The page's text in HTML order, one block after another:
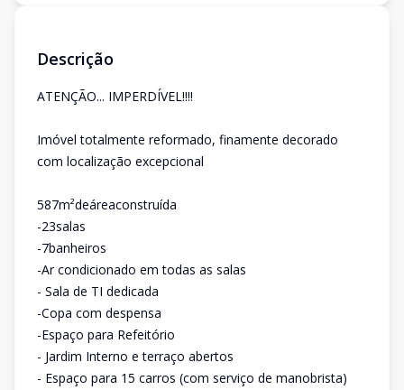
Descrição
ATENÇÃO... IMPERDÍVEL!!!!
Imóvel totalmente reformado, finamente decorado
com localização excepcional
587m²deáreaconstruída
-23salas
-7banheiros
-Ar condicionado em todas as salas
- Sala de TI dedicada
-Copa com despensa
-Espaço para Refeitório
- Jardim Interno e terraço abertos
- Espaço para 15 carros (com serviço de manobrista)